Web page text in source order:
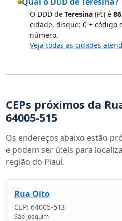
O DDD de Teresina (PI) é 86
cidade, disque: 0 + código
número.
Veja todas as cidades
CEPs próximos da
64005-515
Os endereços abaixo estão
e podem ser úteis para
região do Piauí.
Rua Oito
CEP: 64005-513
São Joaquim